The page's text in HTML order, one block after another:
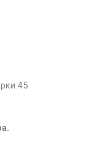
45